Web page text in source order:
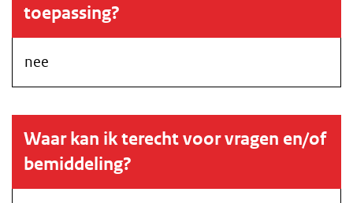
toepassing?
nee
Waar kan ik terecht voor vragen en/of
bemiddeling?